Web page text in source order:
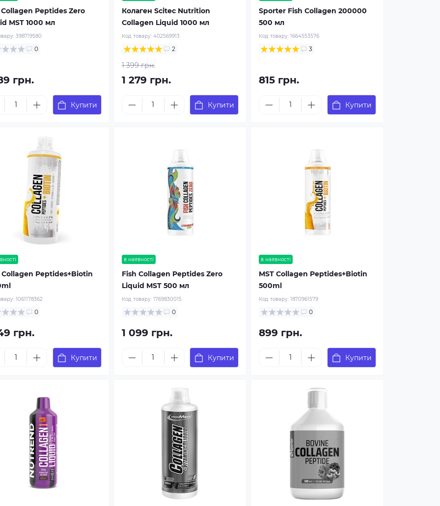
Peptides Zero
MST 1000 мл
398719580
0
грн.
Купити
Колаген Scitec Nutrition
Collagen Liquid 1000 мл
Код товару: 402569913
2
1 399 грн.
1 279 грн.
Купити
Sporter Fish Collagen 200000
500 мл
Код товару:1664553576
3
815 грн.
Купити
Collagen Peptides+Biotin
1061178362
0
грн.
Купити
в наявності
Fish Collagen Peptides Zero
Liquid MST 500 мл
Код товару: 1769830015
0
1 099 грн.
Купити
в наявності
MST Collagen Peptides+Biotin
500ml
Код товару:1870961579
0
899 грн.
Купити